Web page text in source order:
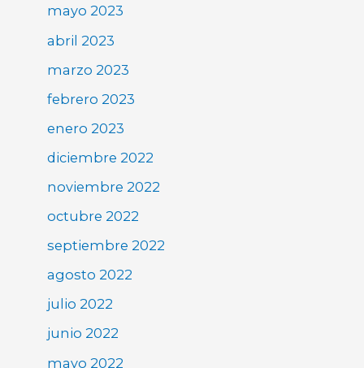
mayo 2023
abril 2023
marzo 2023
febrero 2023
enero 2023
diciembre 2022
noviembre 2022
octubre 2022
septiembre 2022
agosto 2022
julio 2022
junio 2022
mayo 2022